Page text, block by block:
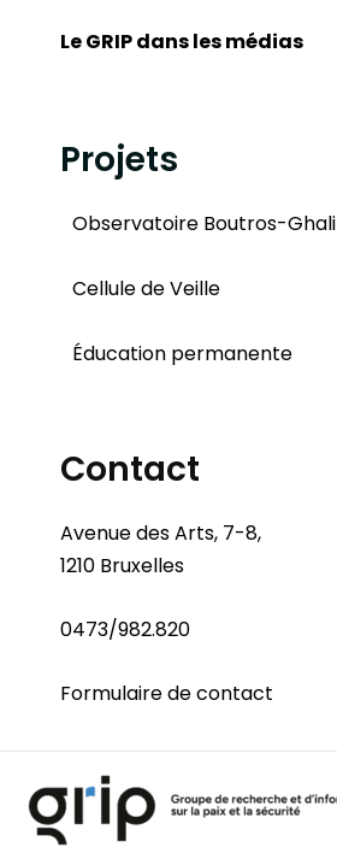
Le GRIP dans les médias
Projets
Observatoire Boutros-Ghali
Cellule de Veille
Éducation permanente
Contact
Avenue des Arts, 7-8,
1210 Bruxelles
0473/982.820
Formulaire de contact